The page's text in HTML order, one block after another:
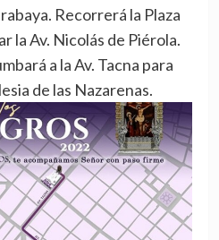
Recorrerá la Plaza
la Av. Nicolás de Piérola.
a la Av. Tacna para
de las Nazarenas.